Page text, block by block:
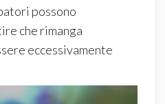
possono
che rimanga
eccessivamente